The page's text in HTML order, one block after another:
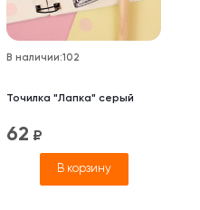
В наличии:102
Точилка "Лапка" серый
62 ₽
В корзину